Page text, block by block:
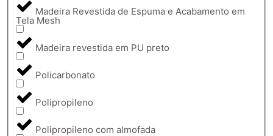
Madeira Revestida de Espuma e Acabamento em
Tela Mesh
Madeira revestida em PU preto
Policarbonato
Polipropileno
Polipropileno com almofada